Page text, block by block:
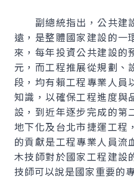
副總統指出，公共建
遠，是整體國家建設的一
來，每年投資公共建設的
元，而工程推展從規劃、
段，均有賴工程專業人員
知識，以確保工程進度與
設，到近年逐步完成的第
地下化及台北市捷運工程
的貢獻是工程專業人員流
木技師對於國家工程建設
技師可以說是國家重要的